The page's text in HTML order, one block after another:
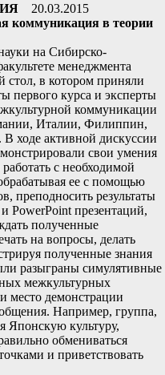
20.03.2015
коммуникация в теории
на Cибирско-
менеджмента
стол, в котором приняли
первого курса и эксперты
коммуникации
Италии, Филиппин,
ходе активной дискуссии
свои умения
с необходимой
ее с помощью
преподносить результаты
PowerPoint презентаций,
полученные
на вопросы, делать
полученные знания
разыграны симулятивные
межкультурных
место демонстрации
Например, группа,
Японскую культуру,
обмениваться
и приветствовать